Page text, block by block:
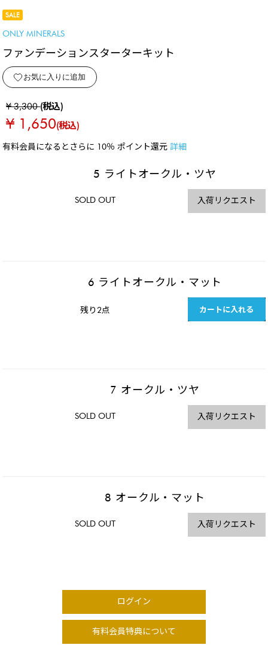
SALE
ONLY MINERALS
ファンデーションスターターキット
お気に入りに追加
¥ 3,300(税込)
¥ 1,650(税込)
有料会員になるとさらに 10％ ポイント還元詳細
5 ライトオークル・ツヤ
SOLD OUT 入荷リクエスト
6 ライトオークル・マット
残り2点 カートに入れる
7 オークル・ツヤ
SOLD OUT 入荷リクエスト
8 オークル・マット
SOLD OUT 入荷リクエスト
ログイン
有料会員特典について